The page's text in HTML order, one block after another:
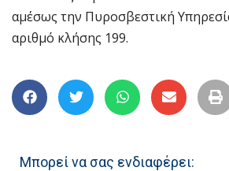
αμέσως την Πυροσβεστική
αριθμό κλήσης 199.
Μπορεί να σας ενδιαφέρει: